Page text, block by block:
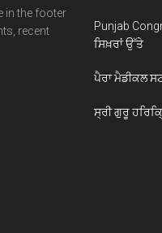
in the footer
recent
Punjab
ਸਿਖ਼ਰਾਂ ਉੱਤੇ
ਪੈਰਾ ਮੈਡੀਕਲ
ਸ੍ਰੀ ਗੁਰੂ